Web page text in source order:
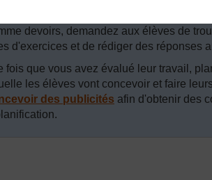
devoirs, demandez aux élèves de
d'exercices et de rédiger des réponses
fois que vous avez évalué leur travail,
les élèves vont concevoir et faire
des publicités afin d'obtenir des